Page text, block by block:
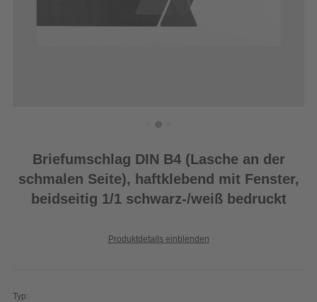
Briefumschlag DIN B4 (Lasche an der
schmalen Seite), haftklebend mit Fenster,
beidseitig 1/1 schwarz-/weiß bedruckt
Produktdetails einblenden
Typ: